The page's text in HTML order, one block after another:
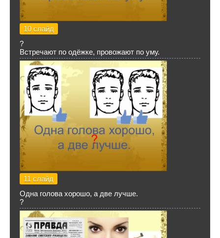
10 слайд
?
Встречают по одёжке, провожают по уму.
11 слайд
Одна голова хорошо, а две лучше.
?